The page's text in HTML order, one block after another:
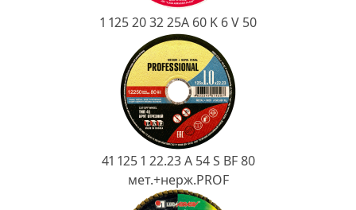
1 125 20 32 25А 60 K 6 V 50
41 125 1 22.23 A 54 S BF 80
мет.+нерж.PROF